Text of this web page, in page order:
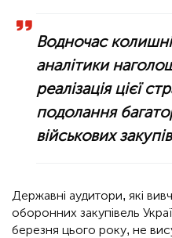
Водночас
аналітики
реалізація цієї
подолання
військових
Державні аудитори, які
оборонних закупівель
березня цього року, не